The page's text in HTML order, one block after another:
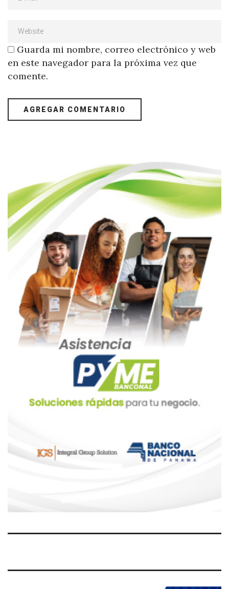
Guarda mi nombre, correo electrónico y web
en este navegador para la próxima vez que
comente.